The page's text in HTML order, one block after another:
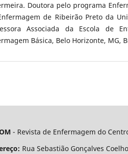
Doutora pelo programa
de Ribeirão Preto da
Associada da Escola de
Básica, Belo Horizonte, MG,
- Revista de Enfermagem do
Rua Sebastião Gonçalves